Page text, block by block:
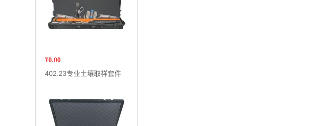
¥0.00
402.23专业土壤取样套件